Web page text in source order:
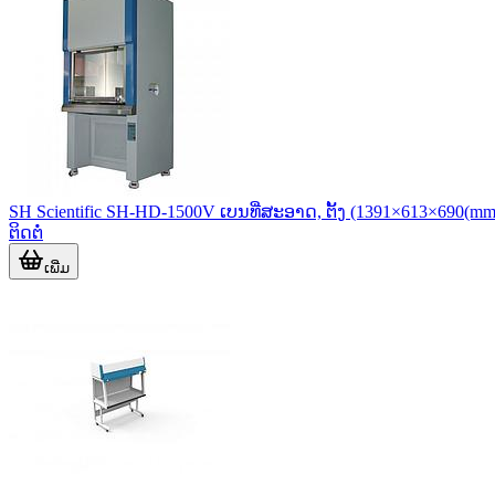
SH Scientific SH-HD-1500V ເບນທີ່ສະອາດ, ຕັ້ງ
ຕິດຕໍ່
ເພີ່ມ